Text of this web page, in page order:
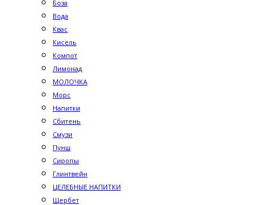
Боза
Вода
Квас
Кисель
Компот
Лимонад
МОЛОЧКА
Морс
Напитки
Сбитень
Смузи
Пунш
Сиропы
Глинтвейн
ЦЕЛЕБНЫЕ НАПИТКИ
Щербет